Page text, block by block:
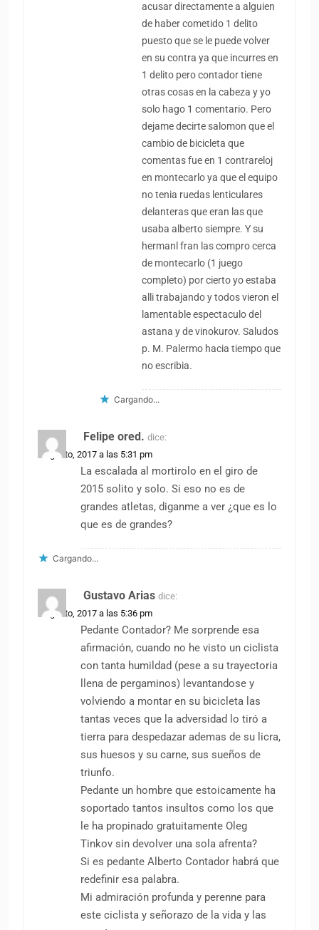
acusar directamente a alguien
de haber cometido 1 delito
puesto que se le puede volver
en su contra ya que incurres en
1 delito pero contador tiene
otras cosas en la cabeza y yo
solo hago 1 comentario. Pero
dejame decirte salomon que el
cambio de bicicleta que
comentas fue en 1 contrareloj
en montecarlo ya que el equipo
no tenia ruedas lenticulares
delanteras que eran las que
usaba alberto siempre. Y su
hermanl fran las compro cerca
de montecarlo (1 juego
completo) por cierto yo estaba
alli trabajando y todos vieron el
lamentable espectaculo del
astana y de vinokurov. Saludos
p. M. Palermo hacia tiempo que
no escribia.
Cargando...
Felipe ored. dice:
8 agosto, 2017 a las 5:31 pm
La escalada al mortirolo en el giro de
2015 solito y solo. Si eso no es de
grandes atletas, diganme a ver ¿que es lo
que es de grandes?
Cargando...
Gustavo Arias dice:
8 agosto, 2017 a las 5:36 pm
Pedante Contador? Me sorprende esa
afirmación, cuando no he visto un ciclista
con tanta humildad (pese a su trayectoria
llena de pergaminos) levantandose y
volviendo a montar en su bicicleta las
tantas veces que la adversidad lo tiró a
tierra para despedazar ademas de su licra,
sus huesos y su carne, sus sueños de
triunfo.
Pedante un hombre que estoicamente ha
soportado tantos insultos como los que
le ha propinado gratuitamente Oleg
Tinkov sin devolver una sola afrenta?
Si es pedante Alberto Contador habrá que
redefinir esa palabra.
Mi admiración profunda y perenne para
este ciclista y señorazo de la vida y las